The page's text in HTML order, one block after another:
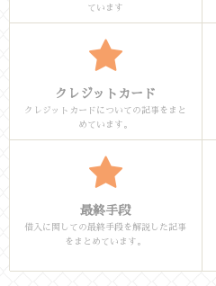
ています
クレジットカード
クレジットカードについての記事をまと
めています。
最終手段
借入に関しての最終手段を解説した記事
をまとめています。